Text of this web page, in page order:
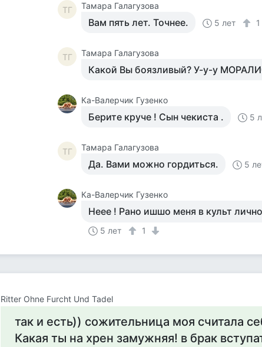
ТГ Тамара Галагузова
Вам пять лет. Точнее. 5 лет 1
ТГ Тамара Галагузова
Какой Вы боязливый? У-у-у
Ка-Валерчик Гузенко
Берите круче ! Сын чекиста . 5
ТГ Тамара Галагузова
Да. Вами можно гордиться. 5
Ка-Валерчик Гузенко
Неее ! Рано ишшо меня в культ
5 лет 1
Ritter Ohne Furcht Und Tadel
так и есть)) сожительница моя считала
Какая ты на хрен замужняя! в брак